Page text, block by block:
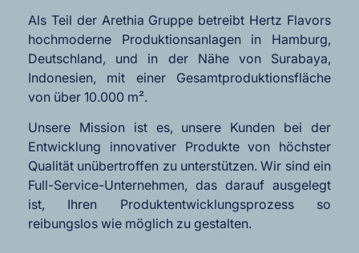
Als Teil der Arethia Gruppe betreibt Hertz Flavors
hochmoderne Produktionsanlagen in Hamburg,
Deutschland, und in der Nähe von Surabaya,
Indonesien, mit einer Gesamtproduktionsfläche
von über 10.000 m².
Unsere Mission ist es, unsere Kunden bei der
Entwicklung innovativer Produkte von höchster
Qualität unübertroffen zu unterstützen. Wir sind ein
Full-Service-Unternehmen, das darauf ausgelegt
ist, Ihren Produktentwicklungsprozess so
reibungslos wie möglich zu gestalten.